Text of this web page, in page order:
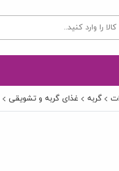
گربه غذای گربه و تشویقی